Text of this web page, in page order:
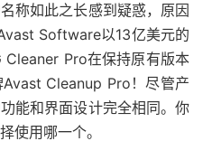
称如此之长感到疑惑，原因
Software以13亿美元的
Cleaner Pro在保持原有版本
Cleanup Pro！尽管产
能和界面设计完全相同。你
使用哪一个。